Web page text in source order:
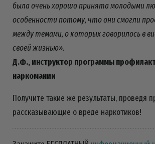
была очень хорошо принята молодыми
особенности потому, что они смогли
между темами, о которых говорилось в
своей жизнью».
Д.Ф., инструктор программы
наркомании
Получите такие же результаты, проведя
рассказывающие о вреде наркотиков!